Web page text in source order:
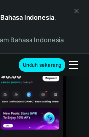
Bahasa Indonesia.
Bahasa Indonesia
Unduh sekarang